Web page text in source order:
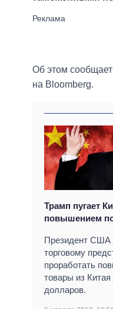
Об этом
на Bloomberg.
Трамп пугает
повышением
Президент США
торговому
проработать
товары из
долларов.